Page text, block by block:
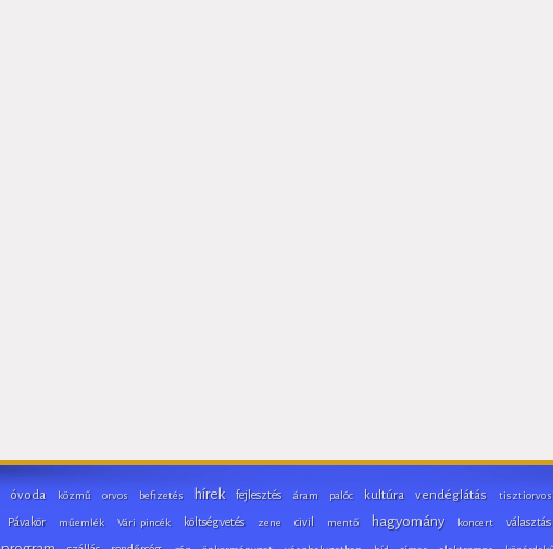
óvoda közmű orvos befizetés hírek fejlesztés áram palóc kultúra vendéglátás
Pávakör műemlék Vári pincék költségvetés zene civil mentő hagyomány koncert választás